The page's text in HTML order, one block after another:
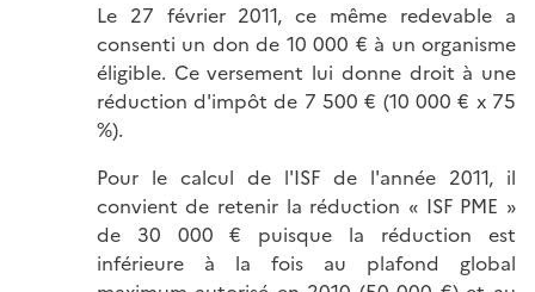
Le 27 février 2011, ce même redevable a
consenti un don de 10 000 € à un organisme
éligible. Ce versement lui donne droit à une
réduction d'impôt de 7 500 € (10 000 € x 75
%).
Pour le calcul de l'ISF de l'année 2011, il
convient de retenir la réduction « ISF PME »
de 30 000 € puisque la réduction est
inférieure à la fois au plafond global